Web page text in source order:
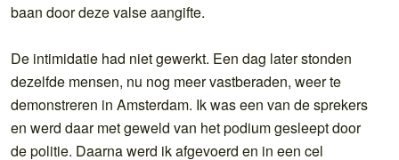
baan door deze valse aangifte.
De intimidatie had niet gewerkt. Een dag later stonden
dezelfde mensen, nu nog meer vastberaden, weer te
demonstreren in Amsterdam. Ik was een van de sprekers
en werd daar met geweld van het podium gesleept door
de politie. Daarna werd ik afgevoerd en in een cel